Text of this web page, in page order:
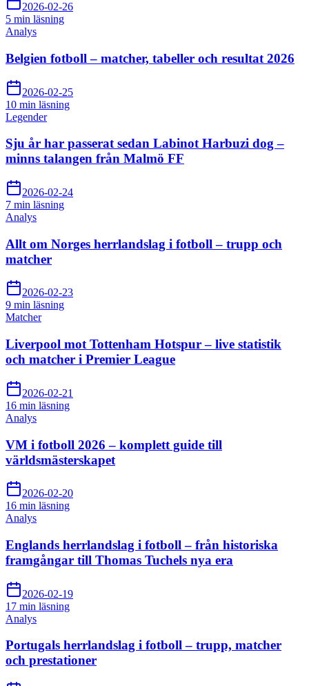
2026-02-26
5 min läsning
Analys
Belgien fotboll – matcher, tabeller och resultat 2026
2026-02-25
10 min läsning
Legender
Sju år har passerat sedan Labinot Harbuzi dog –
minns talangen från Malmö FF
2026-02-24
7 min läsning
Analys
Allt om Norges herrlandslag i fotboll – trupp och
matcher
2026-02-23
9 min läsning
Matcher
Liverpool mot Tottenham Hotspur – live statistik
och matcher i Premier League
2026-02-21
16 min läsning
Analys
VM i fotboll 2026 – komplett guide till
världsmästerskapet
2026-02-20
16 min läsning
Analys
Englands herrlandslag i fotboll – från historiska
framgångar till Thomas Tuchels nya era
2026-02-19
17 min läsning
Analys
Portugals herrlandslag i fotboll – trupp, matcher
och prestationer